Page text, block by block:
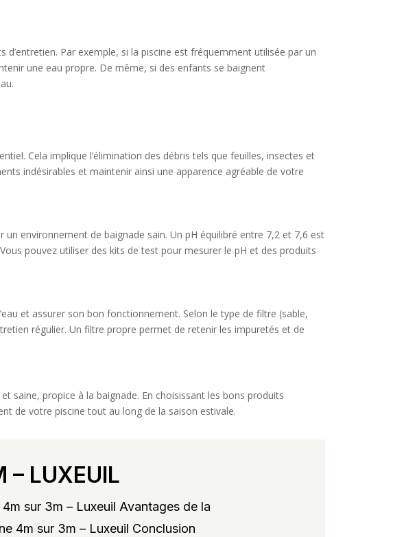
Par exemple, si la piscine est fréquemment utilisée par un
une eau propre. De même, si des enfants se baignent
Cela implique l’élimination des débris tels que feuilles, insectes et
indésirables et maintenir ainsi une apparence agréable de votre
environnement de baignade sain. Un pH équilibré entre 7,2 et 7,6 est
pouvez utiliser des kits de test pour mesurer le pH et des produits
et assurer son bon fonctionnement. Selon le type de filtre (sable,
régulier. Un filtre propre permet de retenir les impuretés et de
saine, propice à la baignade. En choisissant les bons produits
de votre piscine tout au long de la saison estivale.
– LUXEUIL
sur 3m – Luxeuil Avantages de la
4m sur 3m – Luxeuil Conclusion